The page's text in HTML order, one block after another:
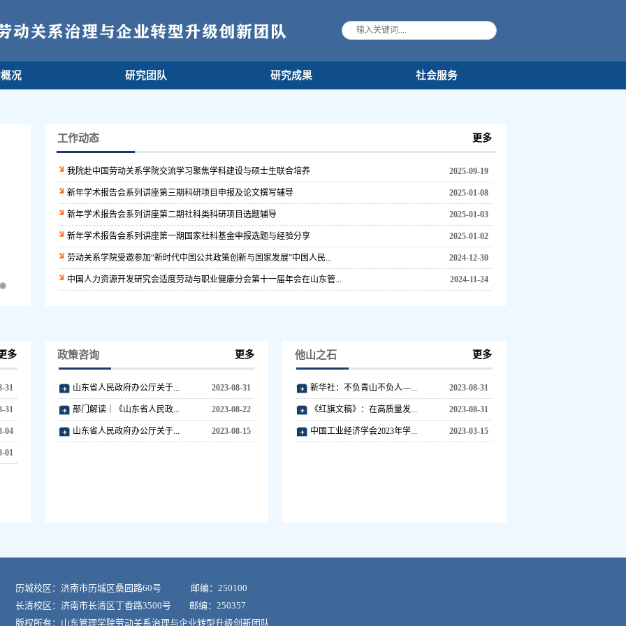
况 研究团队 研究成果 社会服务
工作动态 更多
我院赴中国劳动关系学院交流学习聚焦学科建设与硕士生联合培养 2025-09-19
新年学术报告会系列讲座第三期科研项目申报及论文撰写辅导 2025-01-08
新年学术报告会系列讲座第二期社科类科研项目选题辅导 2025-01-03
新年学术报告会系列讲座第一期国家社科基金申报选题与经验分享 2025-01-02
劳动关系学院受邀参加“新时代中国公共政策创新与国家发展”中国人民... 2024-12-30
中国人力资源开发研究会适度劳动与职业健康分会第十一届年会在山东管... 2024-11-24
多
31
31
04
01
政策咨询 更多
山东省人民政府办公厅关于... 2023-08-31
部门解读｜《山东省人民政... 2023-08-22
山东省人民政府办公厅关于... 2023-08-15
他山之石 更多
新华社：不负青山不负人—... 2023-08-31
《红旗文稿》：在高质量发... 2023-08-31
中国工业经济学会2023年学... 2023-03-15
历城校区：济南市历城区桑园路60号 邮编：250100
长清校区：济南市长清区丁香路3500号 邮编：250357
版权所有：山东管理学院劳动关系治理与企业转型升级创新团队